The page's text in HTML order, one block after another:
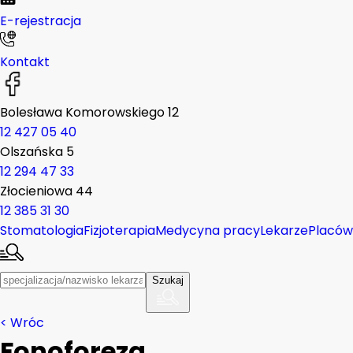
E-rejestracja
Kontakt
Bolesława Komorowskiego 12
12 427 05 40
Olszańska 5
12 294 47 33
Złocieniowa 44
12 385 31 30
StomatologiaFizjoterapiaMedycyna pracyLekarze
Szukaj
< Wróc